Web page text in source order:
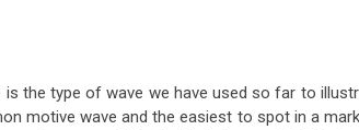
is the type of wave we have used so far to
motive wave and the easiest to spot in a